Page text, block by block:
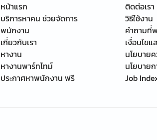
หน้าแรก
บริการหาคน ช่วยจัดการ
พนักงาน
เกี่ยวกับเรา
หางาน
หางานพาร์ทไทม์
ประกาศหาพนักงาน ฟรี
ติดต่อเรา
วิธีใช้งาน
คำถามที่
เงื่อนไข
นโยบาย
นโยบาย
Job